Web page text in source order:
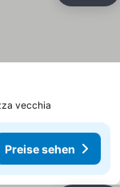
vecchia
Preise sehen